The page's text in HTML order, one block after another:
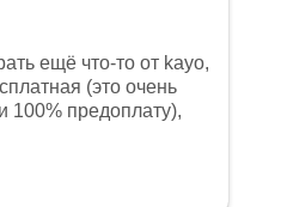
ещё что-то от kayo,
(это очень
100% предоплату),
детально всё